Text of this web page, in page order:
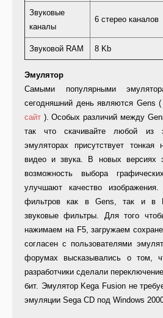
Звуковые
каналы
6 стерео каналов
Звуковой RAM 8 Kb
Эмулятор
Самыми популярными
сегодняшний день являются Gens (
сайт ). Особых различий между
так что скачивайте любой из
эмуляторах присутствует тонкая
видео и звука. В новых версиях
возможность выбора
улучшают качество
фильтров как в Gens, так и в
звуковые фильтры. Для того
нажимаем на F5, загружаем
согласен с пользователями
форумах высказывались о том,
разработчики сделали
бит. Эмулятор Kega Fusion не
эмуляции Sega CD под Windows